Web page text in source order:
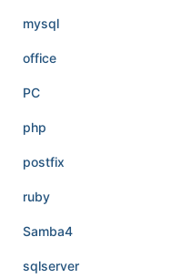
mysql
office
PC
php
postfix
ruby
Samba4
sqlserver